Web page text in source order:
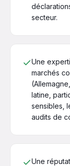
secteur.
Une
marchés
latine,
sensibles,
audits de
Une